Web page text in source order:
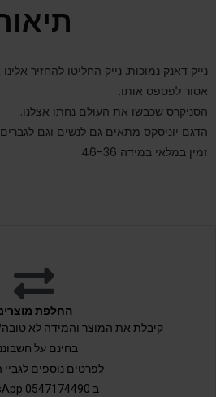
נייק דאנק נמוכות. נייק החליטו להחזיר
אסור לפספס אותו.
הסניקרס שכבשו את העולם נחתו אצלנו.
הדגם יוניסקס מתאים גם לנשים וגם
זמין במלאי במידה 46-36.
החלפת
קיבלת את המוצר והמידה לא
בחינם על
לפרטים נוספים
ב 0547174490 WhatsApp